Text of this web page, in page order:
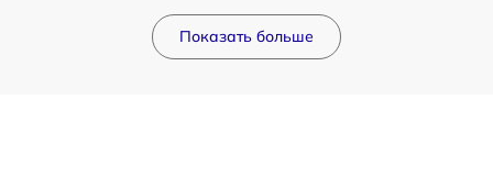
Показать больше